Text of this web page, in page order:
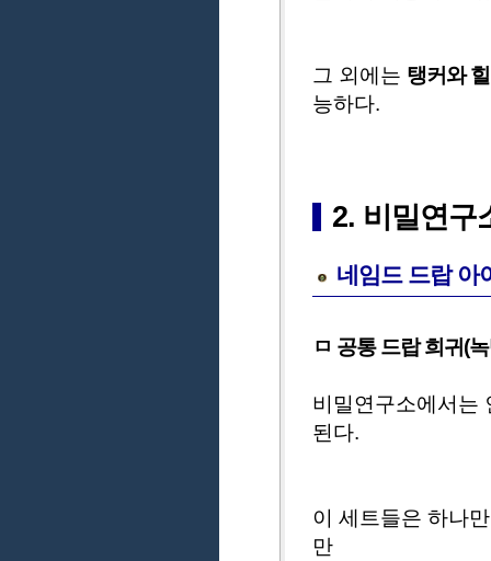
그 외에는 탱커와
능하다.
2. 비밀연구
네임드 드랍 아
ㅁ 공통 드랍 희귀(
비밀연구소에서는
된다.
이 세트들은 하나
만